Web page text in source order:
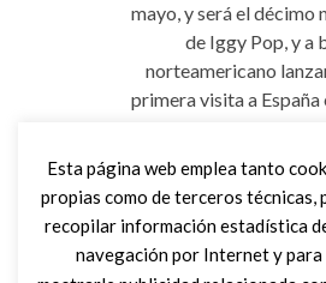
mayo, y será el décimo
de Iggy Pop, y a
norteamericano
primera visita a
Ya en 2009 Iggy Pop,
publicó otro álbum de
apostando por el
escritas en francés, el
del Rock y Punk para
Esta página web emplea tanto
propias como de terceros técnicas,
recopilar información estadística
navegación por Internet y para